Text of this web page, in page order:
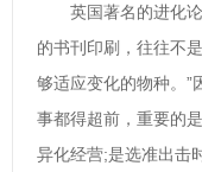
英国著名的进化论
的书刊印刷，往往不
够适应变化的物种。”
事都得超前，重要的
异化经营;是选准出击